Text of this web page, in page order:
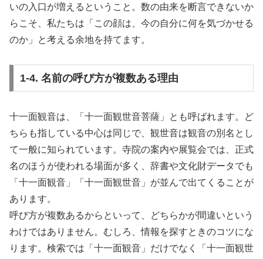
いの入口が増えるということ。数の由来を断言できないか
らこそ、私たちは「この顔は、今の自分に何を気づかせる
のか」と考える余地を持てます。
1-4. 名前の呼び方が複数ある理由
十一面観音は、「十一面観世音菩薩」とも呼ばれます。ど
ちらも指している中心は同じで、観世音は観音の別名とし
て一般に知られています。寺院の案内や展覧会では、正式
名のほうが使われる場面が多く、辞書や文化財データでも
「十一面観音」「十一面観世音」が並んで出てくることが
あります。
呼び方が複数あるからといって、どちらかが間違いという
わけではありません。むしろ、情報を探すときのコツにな
ります。検索では「十一面観音」だけでなく「十一面観世